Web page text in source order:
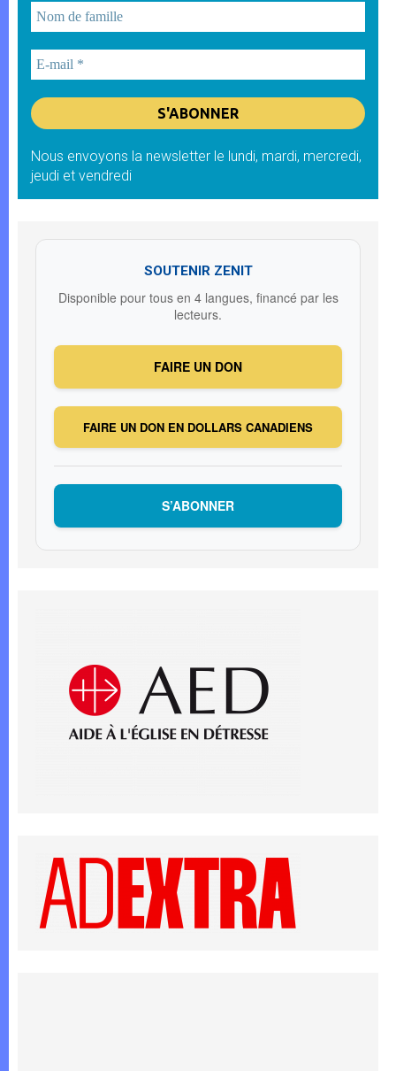
Nous envoyons la newsletter le lundi, mardi, mercredi,
jeudi et vendredi
SOUTENIR ZENIT
Disponible pour tous en 4 langues, financé par les
lecteurs.
FAIRE UN DON
FAIRE UN DON EN DOLLARS CANADIENS
S’ABONNER